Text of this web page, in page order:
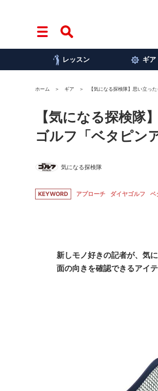
レッスン ギア
ホーム ギア 【気になる探検隊】思い立っ
【気になる探検
ゴルフ「ベタピン
気になる探検隊
KEYWORD アプローチ ダイヤゴルフ ベ
新しモノ好きの記者が、気
面の向きを確認できるアイ